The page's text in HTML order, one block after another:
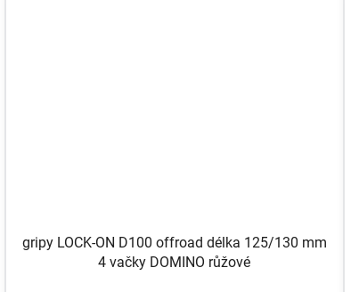
gripy LOCK-ON D100 offroad délka 125/130 mm
4 vačky DOMINO růžové